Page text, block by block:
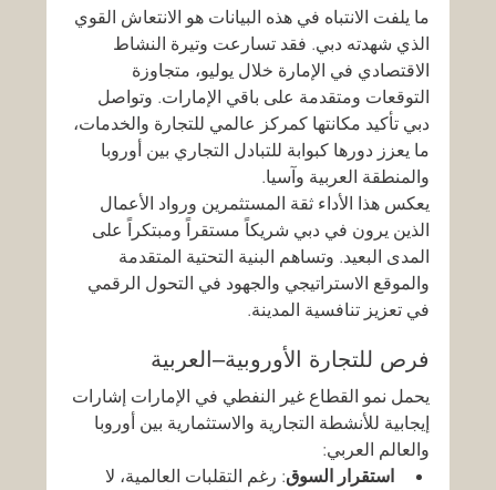
ما يلفت الانتباه في هذه البيانات هو الانتعاش القوي
الذي شهدته دبي. فقد تسارعت وتيرة النشاط
الاقتصادي في الإمارة خلال يوليو، متجاوزة
التوقعات ومتقدمة على باقي الإمارات. وتواصل
دبي تأكيد مكانتها كمركز عالمي للتجارة والخدمات،
ما يعزز دورها كبوابة للتبادل التجاري بين أوروبا
والمنطقة العربية وآسيا.
يعكس هذا الأداء ثقة المستثمرين ورواد الأعمال
الذين يرون في دبي شريكاً مستقراً ومبتكراً على
المدى البعيد. وتساهم البنية التحتية المتقدمة
والموقع الاستراتيجي والجهود في التحول الرقمي
في تعزيز تنافسية المدينة.
فرص للتجارة الأوروبية–العربية
يحمل نمو القطاع غير النفطي في الإمارات إشارات
إيجابية للأنشطة التجارية والاستثمارية بين أوروبا
والعالم العربي:
استقرار السوق: رغم التقلبات العالمية، لا